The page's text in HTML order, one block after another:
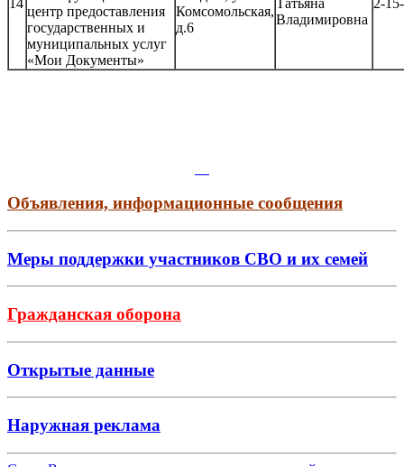
центр предоставления
государственных и
муниципальных услуг
«Мои Документы»
Комсомольская,
д.6
Владимировна
Объявления, информационные сообщения
Меры поддержки участников СВО и их семей
Гражданская оборона
Открытые данные
Наружная реклама